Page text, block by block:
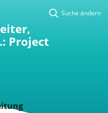
Suche ändern
Project